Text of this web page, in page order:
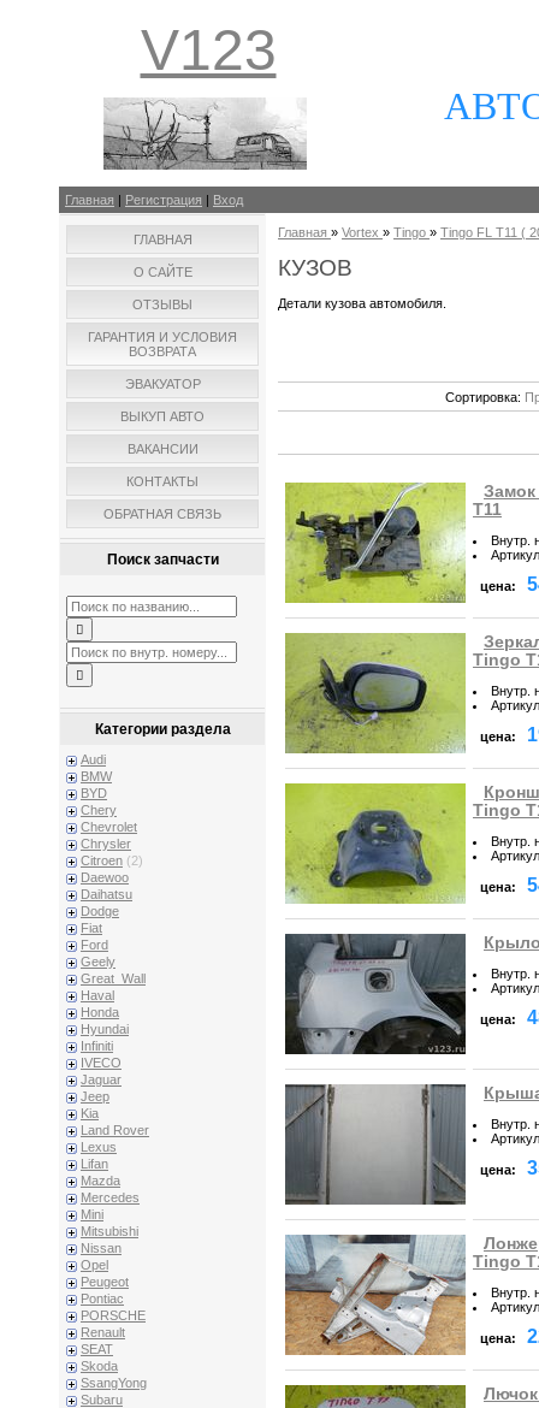
V123
Главная | Регистрация | Вход
ГЛАВНАЯ
О САЙТЕ
ОТЗЫВЫ
ГАРАНТИЯ И УСЛОВИЯ
ВОЗВРАТА
ЭВАКУАТОР
ВЫКУП АВТО
ВАКАНСИИ
КОНТАКТЫ
ОБРАТНАЯ СВЯЗЬ
Поиск запчасти
Категории раздела
Audi
BMW
BYD
Chery
Chevrolet
Chrysler
Citroen (2)
Daewoo
Daihatsu
Dodge
Fiat
Ford
Geely
Great_Wall
Haval
Honda
Hyundai
Infiniti
IVECO
Jaguar
Jeep
Kia
Land Rover
Lexus
Lifan
Mazda
Mercedes
Mini
Mitsubishi
Nissan
Opel
Peugeot
Pontiac
PORSCHE
Renault
SEAT
Skoda
SsangYong
Subaru
Главная » Vortex » Tingo » Tingo FL T11 (
КУЗОВ
Детали кузова автомобиля.
Сортировка:
Замок
T11
Внутр.
Артикул
цена:
Tingo
Внутр.
Артикул
цена:
Tingo
Внутр.
Артикул
цена:
Внутр.
Артикул
цена:
Внутр.
Артикул
цена:
Tingo
Внутр.
Артикул
цена:
Лючок